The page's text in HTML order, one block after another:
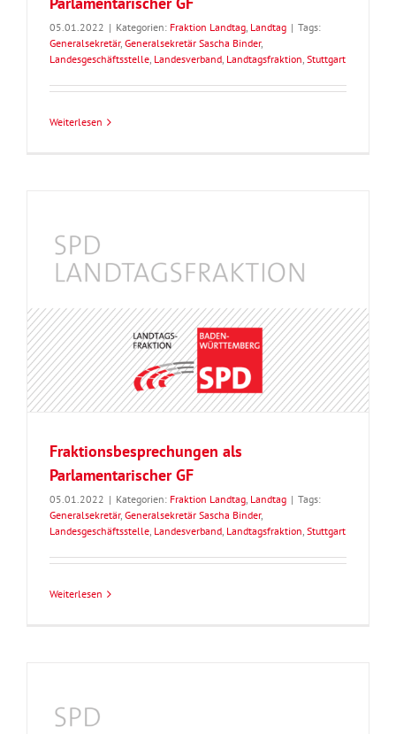
05.01.2022 | Kategorien: Fraktion Landtag, Landtag | Tags:
Generalsekretär, Generalsekretär Sascha Binder,
Landesgeschäftsstelle, Landesverband, Landtagsfraktion, Stuttgart
Weiterlesen
Fraktionsbesprechungen als
Parlamentarischer GF
05.01.2022 | Kategorien: Fraktion Landtag, Landtag | Tags:
Generalsekretär, Generalsekretär Sascha Binder,
Landesgeschäftsstelle, Landesverband, Landtagsfraktion, Stuttgart
Weiterlesen